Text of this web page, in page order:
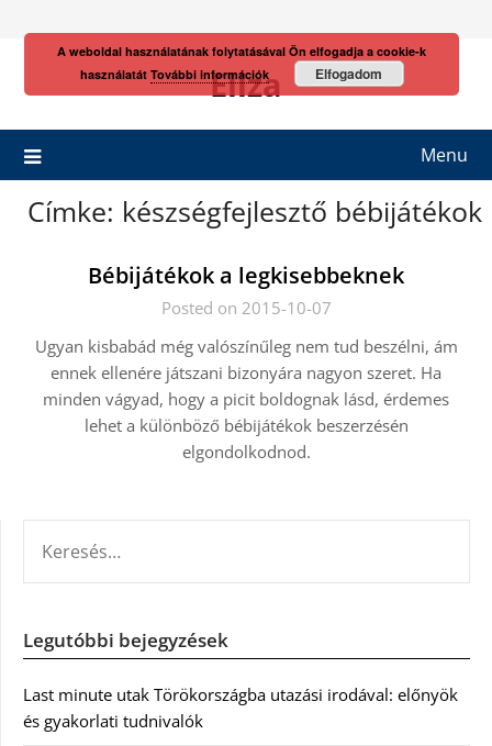
Eliza
Menu
Címke: készségfejlesztő bébijátékok
Bébijátékok a legkisebbeknek
Posted on 2015-10-07
Ugyan kisbabád még valószínűleg nem tud beszélni, ám
ennek ellenére játszani bizonyára nagyon szeret. Ha
minden vágyad, hogy a picit boldognak lásd, érdemes
lehet a különböző bébijátékok beszerzésén
elgondolkodnod.
Legutóbbi bejegyzések
Last minute utak Törökországba utazási irodával: előnyök
és gyakorlati tudnivalók
A weboldal használatának folytatásával Ön elfogadja a cookie-k
használatát További információk Elfogadom